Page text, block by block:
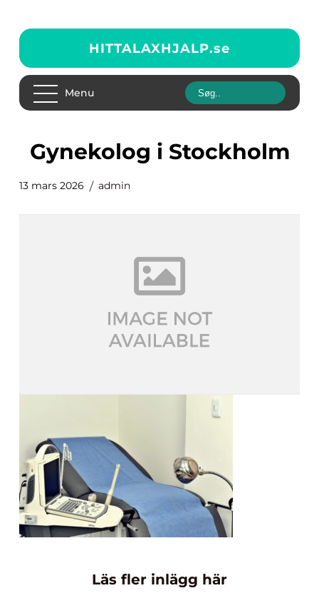
HITTALAXHJALP.se
Menu
gynekolog i Stockholm
13 mars 2026 admin
Läs fler inlägg här